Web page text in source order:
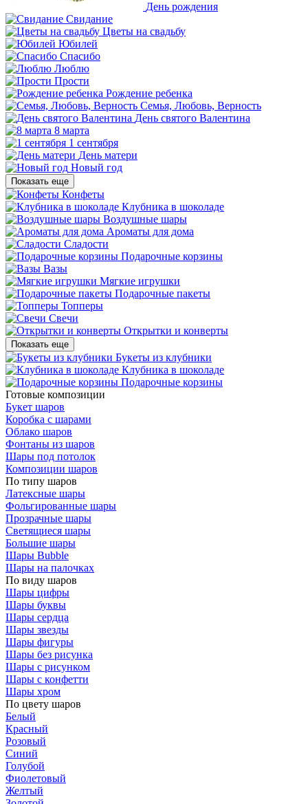
День рождения
Свидание
Цветы на свадьбу
Юбилей
Спасибо
Люблю
Прости
Рождение ребенка
Семья, Любовь, Верность
День святого Валентина
8 марта
1 сентября
День матери
Новый год
Показать еще
Конфеты
Клубника в шоколаде
Воздушные шары
Ароматы для дома
Сладости
Подарочные корзины
Вазы
Мягкие игрушки
Подарочные пакеты
Топперы
Свечи
Открытки и конверты
Показать еще
Букеты из клубники
Клубника в шоколаде
Подарочные корзины
Готовые композиции
Букет шаров
Коробка с шарами
Облако шаров
Фонтаны из шаров
Шары под потолок
Композиции шаров
По типу шаров
Латексные шары
Фольгированные шары
Прозрачные шары
Светящиеся шары
Большие шары
Шары Bubble
Шары на палочках
По виду шаров
Шары цифры
Шары буквы
Шары сердца
Шары звезды
Шары фигуры
Шары без рисунка
Шары с рисунком
Шары с конфетти
Шары хром
По цвету шаров
Белый
Красный
Розовый
Синий
Голубой
Фиолетовый
Желтый